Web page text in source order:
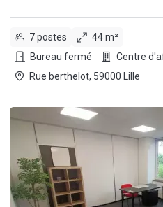
7 postes
44 m²
Bureau fermé
Centre
Rue berthelot, 59000 Lille